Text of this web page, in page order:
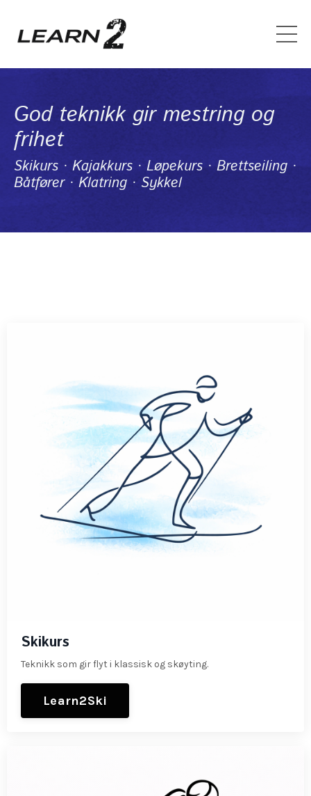
God teknikk gir mestring og
frihet
Skikurs · Kajakkurs · Løpekurs · Brettseiling ·
Båtfører · Klatring · Sykkel
Skikurs
Teknikk som gir flyt i klassisk og skøyting.
Learn2Ski